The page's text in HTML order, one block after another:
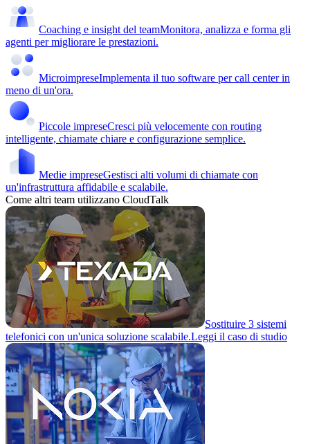
Coaching e insight del teamMonitora, analizza e forma gli
agenti per migliorare le prestazioni.
MicroimpreseImplementa il tuo software per call center in
meno di un'ora.
Piccole impreseCresci più velocemente con routing
intelligente, chiamate chiare e configurazione semplice.
Medie impreseGestisci alti volumi di chiamate con
un'infrastruttura affidabile e scalabile.
Come altri team utilizzano CloudTalk
Sostituire 3 sistemi
telefonici con un'unica soluzione scalabile.Leggi il caso di studio